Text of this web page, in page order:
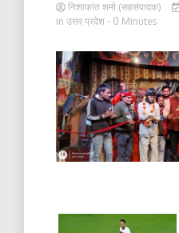
निशाकांत शर्मा (सहसंपादक)
in उत्तर प्रदेश - 0 Minutes